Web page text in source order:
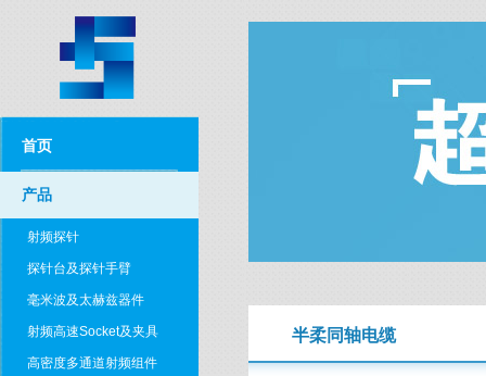
首页
产品
射频探针
探针台及探针手臂
毫米波及太赫兹器件
射频高速Socket及夹具
高密度多通道射频组件
半柔同轴电缆